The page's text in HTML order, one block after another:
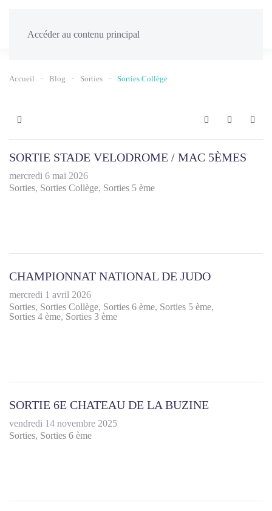
Accéder au contenu principal
Accueil Blog Sorties Sorties Collège
Home SearchSign In
SORTIE STADE VELODROME / MAC 5ÈMES
mercredi 6 mai 2026
Sorties Sorties Collège Sorties 5 ème
CHAMPIONNAT NATIONAL DE JUDO
mercredi 1 avril 2026
Sorties Sorties Collège Sorties 6 ème Sorties 5 ème
Sorties 4 ème Sorties 3 ème
SORTIE 6E CHATEAU DE LA BUZINE
vendredi 14 novembre 2025
Sorties Sorties 6 ème